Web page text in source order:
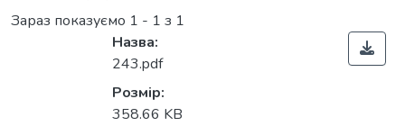
Зараз показуємо 1 - 1 з 1
Назва:
243.pdf
Розмір:
358.66 KB